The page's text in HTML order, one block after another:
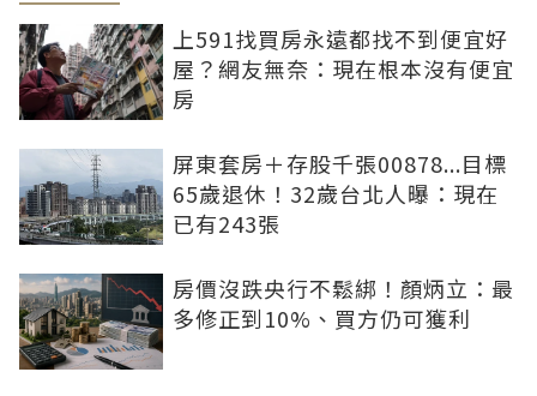
上591找買房永遠都找不到便宜好
屋？網友無奈：現在根本沒有便宜
房
屏東套房＋存股千張00878...目標
65歲退休！32歲台北人曝：現在
已有243張
房價沒跌央行不鬆綁！顏炳立：最
多修正到10%、買方仍可獲利